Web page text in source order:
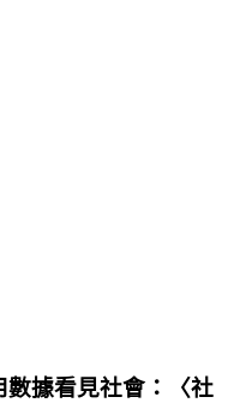
數據看見社會：〈社